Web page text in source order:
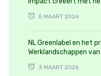
5 MAART 2026
NL Greenlabel en het
Werklandschappen
3 MAART 2026